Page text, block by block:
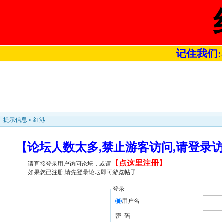
记住我们
提示信息 » 红港
【论坛人数太多,禁止游客访问,请登
请直接登录用户访问论坛，或请 【 点这里注册】
如果您已注册,请先登录论坛即可游览帖子
登录
用户名
密 码